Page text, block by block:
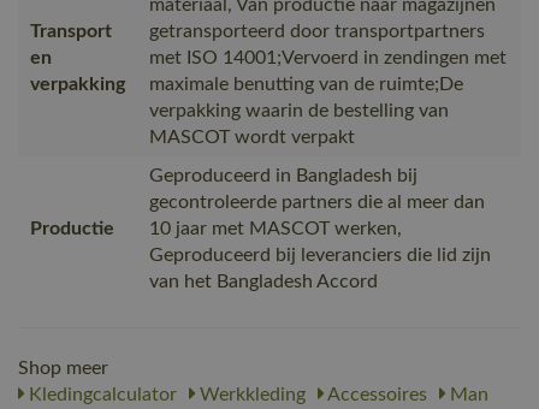
Transport
en
verpakking
materiaal, Van productie naar magazijnen
getransporteerd door transportpartners
met ISO 14001;Vervoerd in zendingen met
maximale benutting van de ruimte;De
verpakking waarin de bestelling van
MASCOT wordt verpakt
Productie
Geproduceerd in Bangladesh bij
gecontroleerde partners die al meer dan
10 jaar met MASCOT werken,
Geproduceerd bij leveranciers die lid zijn
van het Bangladesh Accord
Shop meer
Kledingcalculator
Werkkleding Accessoires
Man